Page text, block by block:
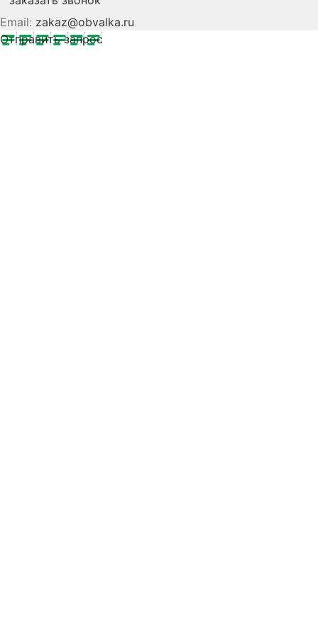
Email: zakaz@obvalka.ru
Отправить запрос